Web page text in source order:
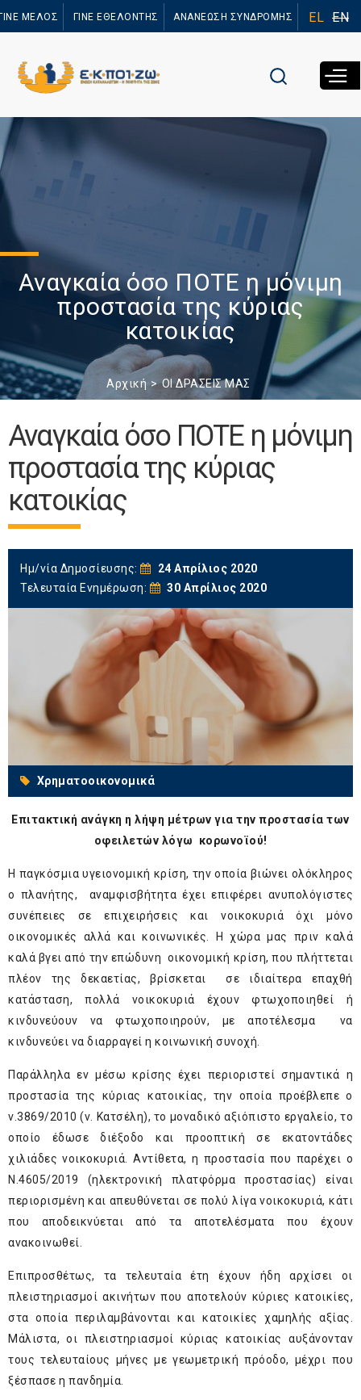
προς το
ΜΕΛΟΣ ΓΙΝΕ ΕΘΕΛΟΝΤΗΣ ΑΝΑΝΕΩΣΗ ΣΥΝΔΡΟΜΗΣ EL EN
Αναγκαία όσο ΠΟΤΕ η μόνιμη
προστασία της κύριας
κατοικίας
Αρχική ΟΙ ΔΡΑΣΕΙΣ ΜΑΣ
Αναγκαία όσο ΠΟΤΕ η μόνιμη
προστασία της κύριας
κατοικίας
Ημ/νία Δημοσίευσης:
24 Απρίλιος 2020
Τελευταία Ενημέρωση:
30 Απρίλιος 2020
Χρηματοοικονομικά
Επιτακτική ανάγκη η λήψη μέτρων για την προστασία των
οφειλετών λόγω κορωνοϊού!
Η παγκόσμια υγειονομική κρίση, την οποία βιώνει ολόκληρος
ο πλανήτης, αναμφισβήτητα έχει επιφέρει ανυπολόγιστες
συνέπειες σε επιχειρήσεις και νοικοκυριά όχι μόνο
οικονομικές αλλά και κοινωνικές. Η χώρα μας πριν καλά
καλά βγει από την επώδυνη οικονομική κρίση, που πλήττεται
πλέον της δεκαετίας, βρίσκεται σε ιδιαίτερα επαχθή
κατάσταση, πολλά νοικοκυριά έχουν φτωχοποιηθεί ή
κινδυνεύουν να φτωχοποιηρούν, με αποτέλεσμα να
κινδυνεύει να διαρραγεί η κοινωνική συνοχή.
Παράλληλα εν μέσω κρίσης έχει περιοριστεί σημαντικά η
προστασία της κύριας κατοικίας, την οποία προέβλεπε ο
ν.3869/2010 (ν. Κατσέλη), το μοναδικό αξιόπιστο εργαλείο, το
οποίο έδωσε διέξοδο και προοπτική σε εκατοντάδες
χιλιάδες νοικοκυριά. Αντίθετα, η προστασία που παρέχει ο
Ν.4605/2019 (ηλεκτρονική πλατφόρμα προστασίας) είναι
περιορισμένη και απευθύνεται σε πολύ λίγα νοικοκυριά, κάτι
που αποδεικνύεται από τα αποτελέσματα που έχουν
ανακοινωθεί.
Επιπροσθέτως, τα τελευταία έτη έχουν ήδη αρχίσει οι
πλειστηριασμοί ακινήτων που αποτελούν κύριες κατοικίες,
στα οποία περιλαμβάνονται και κατοικίες χαμηλής αξίας.
Μάλιστα, οι πλειστηριασμοί κύριας κατοικίας αυξάνονταν
τους τελευταίους μήνες με γεωμετρική πρόοδο, μέχρι που
ξέσπασε η πανδημία.